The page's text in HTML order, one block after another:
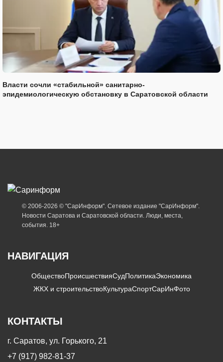
Власти сочли «стабильной» санитарно-
эпидемиологическую обстановку в Саратовской области
© 2006-2026 © "СарИнформ". Сетевое издание "СарИнформ".
Новости Саратова и Саратовской области. Люди, места,
события. 18+
НАВИГАЦИЯ
ОбществоПроисшествияСудПолитикаЭкономика
ЖКХ и строительствоКультураСпортСарИнФото
КОНТАКТЫ
г. Саратов, ул. Горького, 21
+7 (917) 982-81-37